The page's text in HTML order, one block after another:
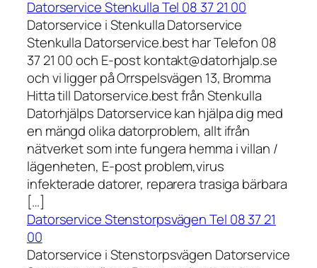
Datorservice Stenkulla Tel 08 37 21 00
Datorservice i Stenkulla Datorservice
Stenkulla Datorservice.best har Telefon 08
37 21 00 och E-post kontakt@datorhjalp.se
och vi ligger på Orrspelsvägen 13, Bromma
Hitta till Datorservice.best från Stenkulla
Datorhjälps Datorservice kan hjälpa dig med
en mängd olika datorproblem, allt ifrån
nätverket som inte fungera hemma i villan /
lägenheten, E-post problem,virus
infekterade datorer, reparera trasiga bärbara
[…]
Datorservice Stenstorpsvägen Tel 08 37 21
00
Datorservice i Stenstorpsvägen Datorservice